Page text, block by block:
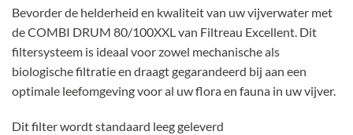
Bevorder de helderheid en kwaliteit van uw vijverwater met
de COMBI DRUM 80/100XXL van Filtreau Excellent. Dit
filtersysteem is ideaal voor zowel mechanische als
biologische filtratie en draagt gegarandeerd bij aan een
optimale leefomgeving voor al uw flora en fauna in uw vijver.
Dit filter wordt standaard leeg geleverd